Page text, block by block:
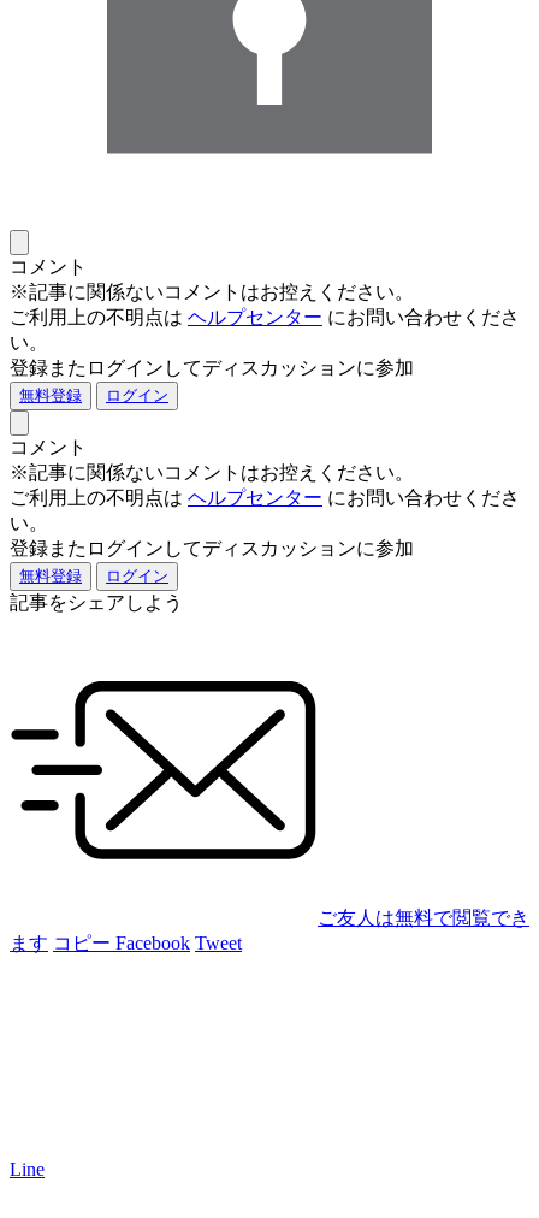
コメント
※記事に関係ないコメントはお控えください。
ご利用上の不明点は ヘルプセンター にお問い合わせくださ
い。
登録またログインしてディスカッションに参加
無料登録 ログイン
コメント
※記事に関係ないコメントはお控えください。
ご利用上の不明点は ヘルプセンター にお問い合わせくださ
い。
登録またログインしてディスカッションに参加
無料登録 ログイン
記事をシェアしよう
ご友人は無料で閲覧でき
ます コピー Facebook Tweet
Line